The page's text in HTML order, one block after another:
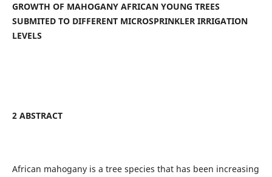
GROWTH OF MAHOGANY AFRICAN YOUNG TREES
SUBMITED TO DIFFERENT MICROSPRINKLER IRRIGATION
LEVELS
2 ABSTRACT
African mahogany is a tree species that has been increasing